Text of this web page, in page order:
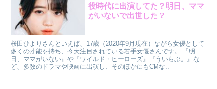
役時代に出演してた？明日、ママ
がいないで出世した？
桜田ひよりさんといえば、17歳（2020年9月現在）ながら女優として
多くの才能を持ち、今大注目されている若手女優さんです。 『明
日、ママがいない』や『ワイルド・ヒーローズ』『ういらぶ。』な
ど、多数のドラマや映画に出演し、そのほかにもCMな...